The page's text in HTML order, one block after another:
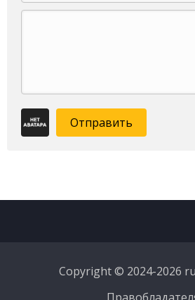
Отправить
Copyright © 2024-2026